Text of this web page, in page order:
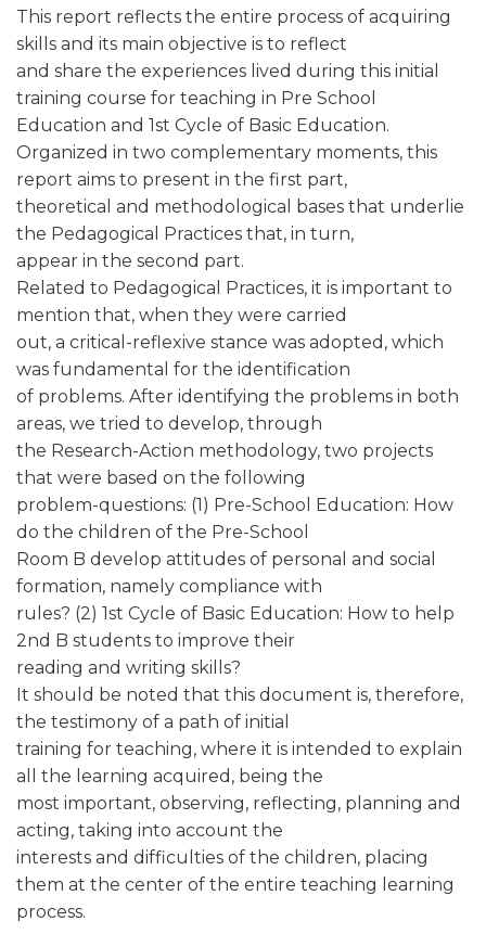
This report reflects the entire process of acquiring
skills and its main objective is to reflect
and share the experiences lived during this initial
training course for teaching in Pre School
Education and 1st Cycle of Basic Education.
Organized in two complementary moments, this
report aims to present in the first part,
theoretical and methodological bases that underlie
the Pedagogical Practices that, in turn,
appear in the second part.
Related to Pedagogical Practices, it is important to
mention that, when they were carried
out, a critical-reflexive stance was adopted, which
was fundamental for the identification
of problems. After identifying the problems in both
areas, we tried to develop, through
the Research-Action methodology, two projects
that were based on the following
problem-questions: (1) Pre-School Education: How
do the children of the Pre-School
Room B develop attitudes of personal and social
formation, namely compliance with
rules? (2) 1st Cycle of Basic Education: How to help
2nd B students to improve their
reading and writing skills?
It should be noted that this document is, therefore,
the testimony of a path of initial
training for teaching, where it is intended to explain
all the learning acquired, being the
most important, observing, reflecting, planning and
acting, taking into account the
interests and difficulties of the children, placing
them at the center of the entire teaching learning
process.